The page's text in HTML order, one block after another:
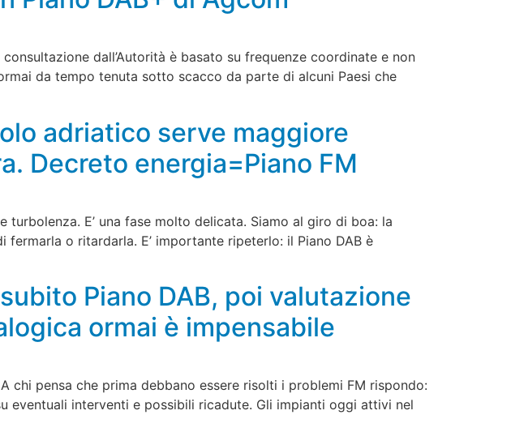
dall’Autorità è basato su frequenze coordinate e non
da tempo tenuta sotto scacco da parte di alcuni Paesi che
adriatico serve maggiore
Decreto energia=Piano FM
E’ una fase molto delicata. Siamo al giro di boa: la
o ritardarla. E’ importante ripeterlo: il Piano DAB è
Piano DAB, poi valutazione
ormai è impensabile
chi pensa che prima debbano essere risolti i problemi FM rispondo:
eventuali interventi e possibili ricadute. Gli impianti oggi attivi nel